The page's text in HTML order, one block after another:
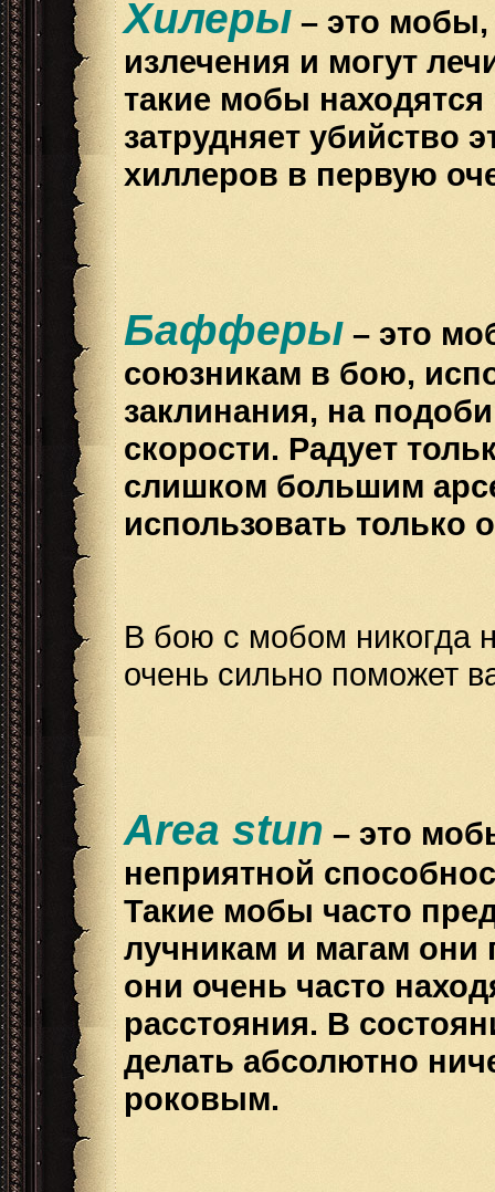
Хилеры – это
излечения и могут
такие мобы
затрудняет убийство
хиллеров в первую
Бафферы – это
союзникам в бою,
заклинания, на
скорости. Радует
слишком большим
использовать только
В бою с мобом никогда
очень сильно поможет
Area stun – это
неприятной
Такие мобы часто
лучникам и магам они
они очень часто
расстояния. В
делать абсолютно
роковым.